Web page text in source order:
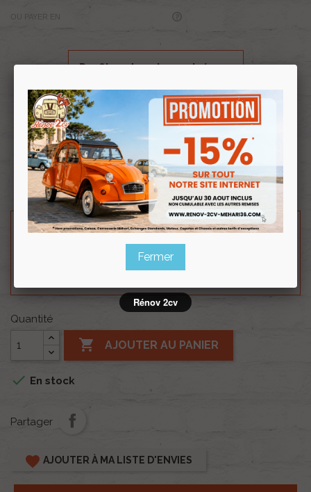
OU PAYER EN
Profitez de prix remisés
Souscrire
au clubRenov 2cv
Ampoule de phare blanche CE 12 volts H4 60/55W.
Besoin d'un renseignement technique sur le produit
? N'hésitez pas à contacter notre service
0254 277 154ou par mail à
renov2cv.technique@gmail.com
Quantité
 AJOUTER AU PANIER
 En stock
Partager
favorite AJOUTER À MA LISTE D'ENVIES
Fermer
Rénov 2cv